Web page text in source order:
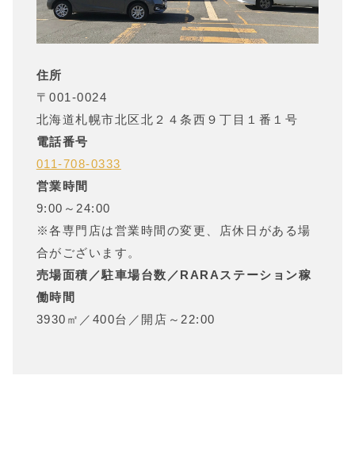
住所
〒001-0024
北海道札幌市北区北２４条西９丁目１番１号
電話番号
011-708-0333
営業時間
9:00～24:00
※各専門店は営業時間の変更、店休日がある場
合がございます。
売場面積／駐車場台数／RARAステーション稼
働時間
3930㎡ ／ 400台 ／ 開店～22:00